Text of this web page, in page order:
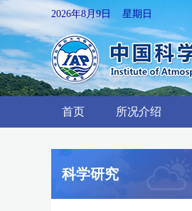
2026年8月9日 星期日
首页 所况介绍
科学研究